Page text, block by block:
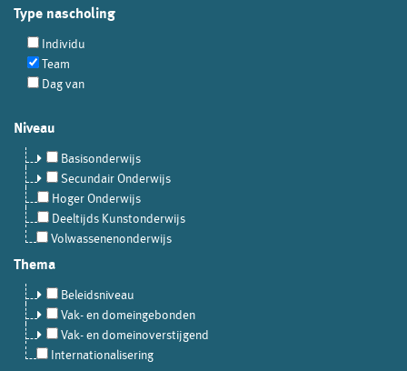
Type nascholing
Individu
Team
Dag van
Niveau
Basisonderwijs
Secundair Onderwijs
Hoger Onderwijs
Deeltijds Kunstonderwijs
Volwassenenonderwijs
Thema
Beleidsniveau
Vak- en domeingebonden
Vak- en domeinoverstijgend
Internationalisering